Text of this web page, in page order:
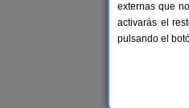
externas que
activarás el
pulsando el